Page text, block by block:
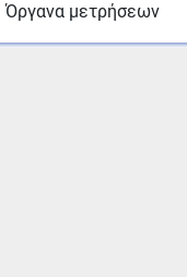
Όργανα μετρήσεων